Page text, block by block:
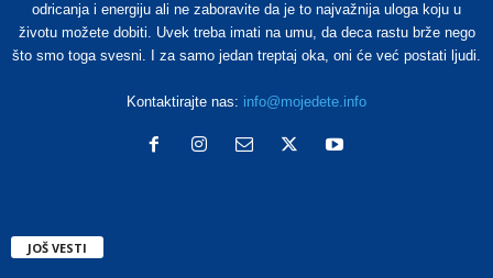
odricanja i energiju ali ne zaboravite da je to najvažnija uloga koju u
životu možete dobiti. Uvek treba imati na umu, da deca rastu brže nego
što smo toga svesni. I za samo jedan treptaj oka, oni će već postati ljudi.
Kontaktirajte nas: info@mojedete.info
JOŠ VESTI